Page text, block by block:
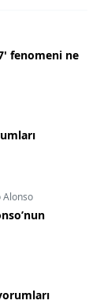
fenomeni ne
Alonso